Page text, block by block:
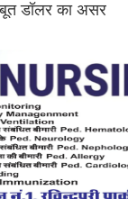
डॉलर का असर